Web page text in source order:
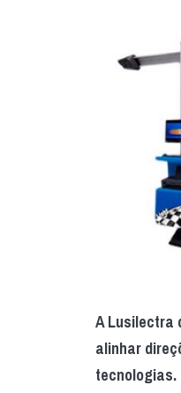
A Lusilectra
alinhar
tecnologias.